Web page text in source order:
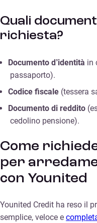
Quali
richiesta?
Documento d’identità in
passaporto).
Codice fiscale (tessera
Documento di reddito
cedolino pensione).
Come
per
con Younited
Younited Credit ha reso il
semplice, veloce e